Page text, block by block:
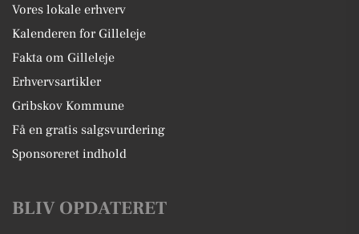
Vores lokale erhverv
Kalenderen for Gilleleje
Fakta om Gilleleje
Erhvervsartikler
Gribskov Kommune
Få en gratis salgsvurdering
Sponsoreret indhold
BLIV OPDATERET